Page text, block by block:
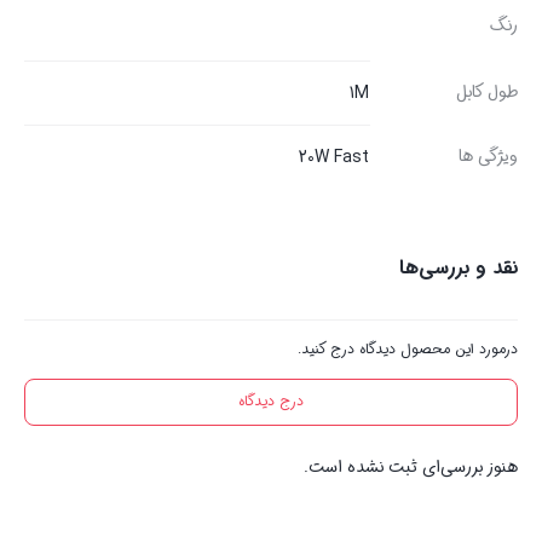
رنگ
طول کابل 1M
ویژگی ها 20W Fast
نقد و بررسی‌ها
درمورد این محصول دیدگاه درج کنید.
درج دیدگاه
هنوز بررسی‌ای ثبت نشده است.